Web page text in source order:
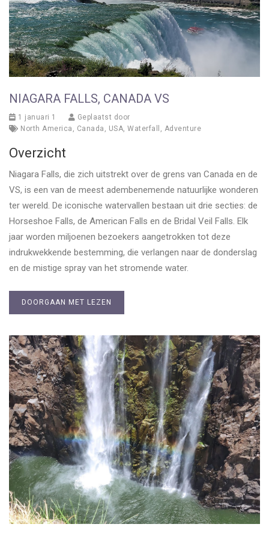
NIAGARA FALLS, CANADA VS
1 januari 1
Geplaatst door
North America , Canada , USA, Waterfall , Adventure
Overzicht
Niagara Falls, die zich uitstrekt over de grens van Canada en de
VS, is een van de meest adembenemende natuurlijke wonderen
ter wereld. De iconische watervallen bestaan uit drie secties: de
Horseshoe Falls, de American Falls en de Bridal Veil Falls. Elk
jaar worden miljoenen bezoekers aangetrokken tot deze
indrukwekkende bestemming, die verlangen naar de donderslag
en de mistige spray van het stromende water.
DOORGAAN MET LEZEN